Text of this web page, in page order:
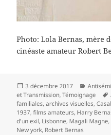
Photo: Lola Bernas, mère
cinéaste amateur Robert
Publié
le
3 décembre 2017
et Transmission,Témoignage
familiales,archives visuelles,
1937,films amateurs, Harry
d'un exil, Lisbonne, Magali Magne,
New york, Robert Bernas